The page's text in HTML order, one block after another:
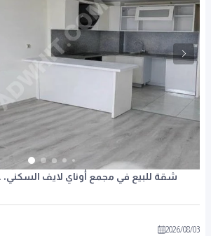
شقة للبيع في مجمع أوناي لايف السكني،
2026/08/03